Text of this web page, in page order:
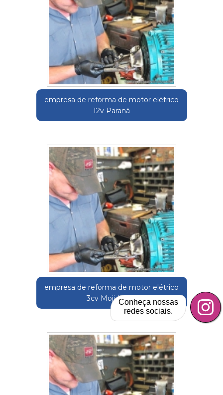
empresa de reforma de motor elétrico
12v Paraná
empresa de reforma de motor elétrico
3cv Moji MirimConheça nossas
redes sociais.